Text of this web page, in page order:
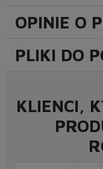
OPINIE O
PLIKI DO
KLIENCI,